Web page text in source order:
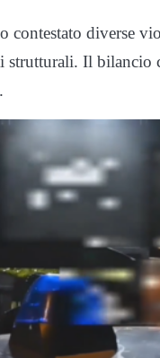
contestato diverse
Il bilancio